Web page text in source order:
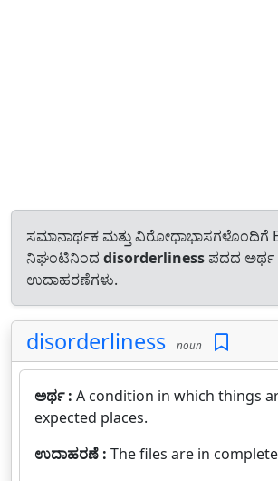
ಸಮಾನಾರ್ಥಕ ಮತ್ತು ವಿರೋಧಾಭಾಸಗಳೊಂದಿಗೆ
ನಿಘಂಟಿನಿಂದ disorderliness ಪದದ ಅರ್ಥ
ಉದಾಹರಣೆಗಳು.
disorderliness noun
ಅರ್ಥ : A condition in which things
expected places.
ಉದಾಹರಣೆ : The files are in